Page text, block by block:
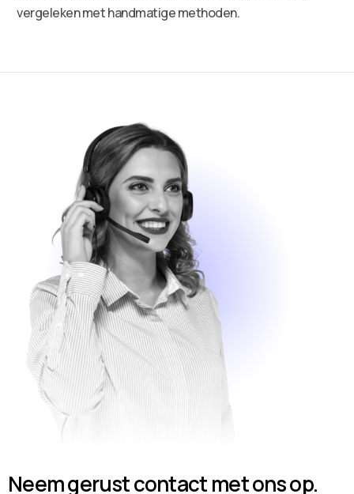
vergeleken met handmatige methoden.
Neem gerust contact met ons op.